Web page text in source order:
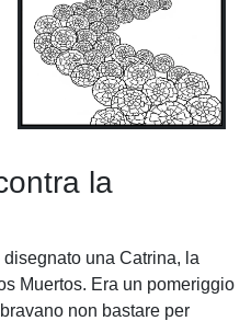
la
una Catrina, la
Muertos. Era un pomeriggio
non bastare per